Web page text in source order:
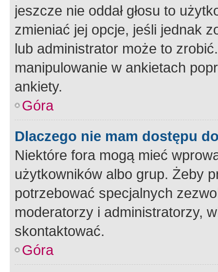
jeszcze nie oddał głosu to
zmieniać jej opcje, jeśli jednak
lub administrator może to
manipulowanie w ankietach
ankiety.
Góra
Dlaczego nie mam dostępu
Niektóre fora mogą mieć
użytkowników albo grup. Żeby
potrzebować specjalnych
moderatorzy i administratorzy,
skontaktować.
Góra